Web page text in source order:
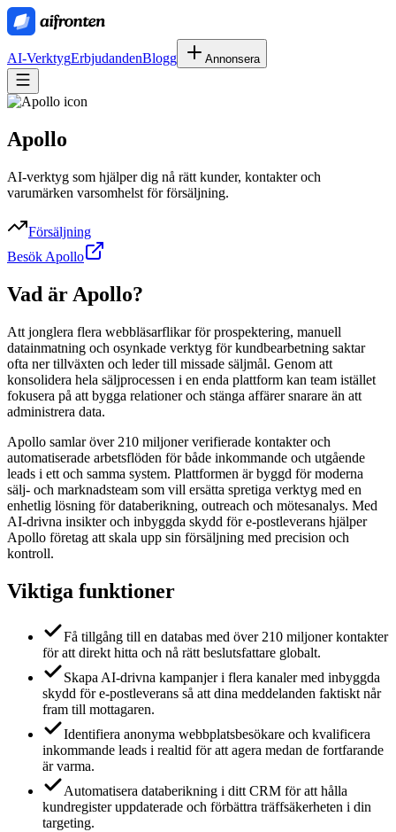
AI-VerktygErbjudandenBlogg Annonsera
Apollo
AI-verktyg som hjälper dig nå rätt kunder, kontakter och
varumärken varsomhelst för försäljning.
Försäljning
Besök Apollo
Vad är Apollo?
Att jonglera flera webbläsarflikar för prospektering, manuell
datainmatning och osynkade verktyg för kundbearbetning saktar
ofta ner tillväxten och leder till missade säljmål. Genom att
konsolidera hela säljprocessen i en enda plattform kan team istället
fokusera på att bygga relationer och stänga affärer snarare än att
administrera data.
Apollo samlar över 210 miljoner verifierade kontakter och
automatiserade arbetsflöden för både inkommande och utgående
leads i ett och samma system. Plattformen är byggd för moderna
sälj- och marknadsteam som vill ersätta spretiga verktyg med en
enhetlig lösning för databerikning, outreach och mötesanalys. Med
AI-drivna insikter och inbyggda skydd för e-postleverans hjälper
Apollo företag att skala upp sin försäljning med precision och
kontroll.
Viktiga funktioner
Få tillgång till en databas med över 210 miljoner kontakter
för att direkt hitta och nå rätt beslutsfattare globalt.
Skapa AI-drivna kampanjer i flera kanaler med inbyggda
skydd för e-postleverans så att dina meddelanden faktiskt når
fram till mottagaren.
Identifiera anonyma webbplatsbesökare och kvalificera
inkommande leads i realtid för att agera medan de fortfarande
är varma.
Automatisera databerikning i ditt CRM för att hålla
kundregister uppdaterade och förbättra träffsäkerheten i din
targeting.